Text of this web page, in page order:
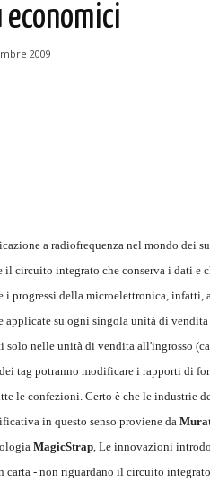
economici
2009
a radiofrequenza nel mondo dei
il circuito integrato che conserva i dati e
progressi della microelettronica, infatti,
applicate su ogni singola unità di
solo nelle unità di vendita all'ingrosso
tag potranno modificare i rapporti di
le confezioni. Certo è che le industrie
in questo senso proviene da
MagicStrap, Le innovazioni
- non riguardano il circuito